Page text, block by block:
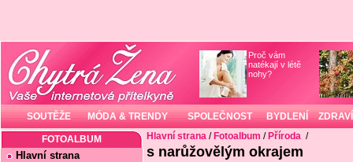
Proč vám
natékají v létě
nohy?
SOUTĚŽE MÓDA & TRENDY SPOLEČNOST BYDLENÍ ZDRAVÍ
FOTOALBUM
Hlavní strana
Hlavní strana / Fotoalbum / Příroda /
s narůžovělým okrajem